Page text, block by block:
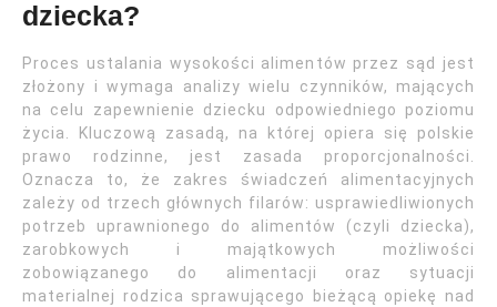
dziecka?
Proces ustalania wysokości alimentów przez sąd jest
złożony i wymaga analizy wielu czynników, mających
na celu zapewnienie dziecku odpowiedniego poziomu
życia. Kluczową zasadą, na której opiera się polskie
prawo rodzinne, jest zasada proporcjonalności.
Oznacza to, że zakres świadczeń alimentacyjnych
zależy od trzech głównych filarów: usprawiedliwionych
potrzeb uprawnionego do alimentów (czyli dziecka),
zarobkowych i majątkowych możliwości
zobowiązanego do alimentacji oraz sytuacji
materialnej rodzica sprawującego bieżącą opiekę nad